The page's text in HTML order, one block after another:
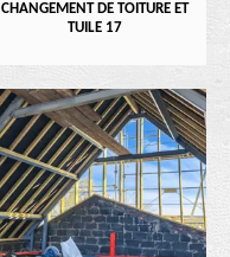
CHANGEMENT DE TOITURE ET
TUILE 17